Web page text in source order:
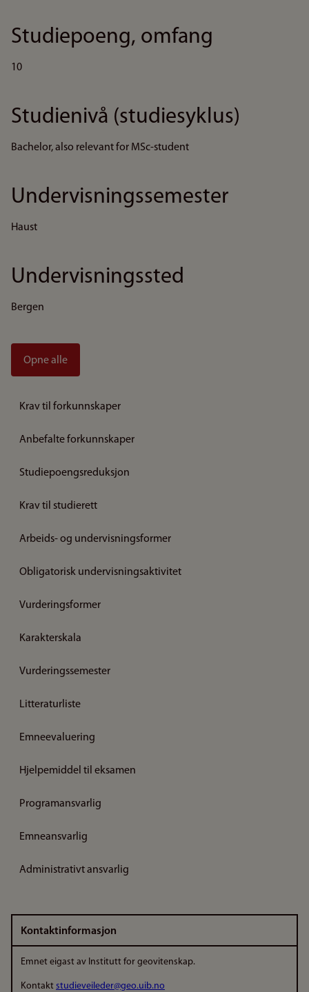
Studiepoeng, omfang
10
Studienivå (studiesyklus)
Bachelor, also relevant for MSc-student
Undervisningssemester
Haust
Undervisningssted
Bergen
Opne alle
Krav til forkunnskaper
Anbefalte forkunnskaper
Studiepoengsreduksjon
Krav til studierett
Arbeids- og undervisningsformer
Obligatorisk undervisningsaktivitet
Vurderingsformer
Karakterskala
Vurderingssemester
Litteraturliste
Emneevaluering
Hjelpemiddel til eksamen
Programansvarlig
Emneansvarlig
Administrativt ansvarlig
Kontaktinformasjon
Emnet eigast av Institutt for geovitenskap.
Kontakt studieveileder@geo.uib.no